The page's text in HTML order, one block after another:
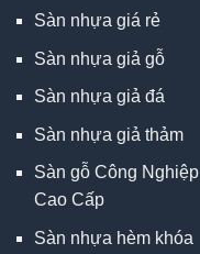
Sàn nhựa giá rẻ
Sàn nhựa giả gỗ
Sàn nhựa giả đá
Sàn nhựa giả thảm
Sàn gỗ Công Nghiệp
Cao Cấp
Sàn nhựa hèm khóa